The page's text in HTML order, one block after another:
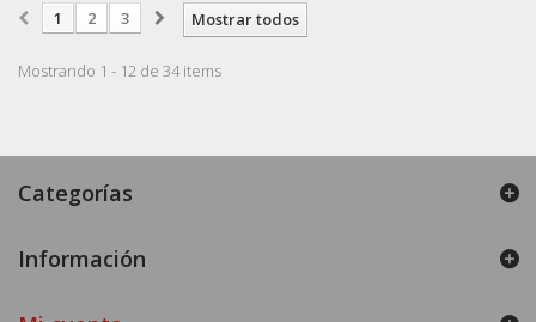
Mostrar todos
1 2 3
Mostrando 1 - 12 de 34 items
Categorías
Información